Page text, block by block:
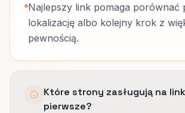
Najlepszy link pomaga porównać
lokalizację albo kolejny krok z
pewnością.
Które strony zasługują na
pierwsze?